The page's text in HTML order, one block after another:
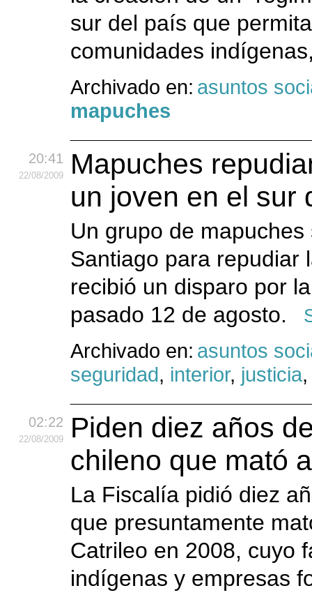
sur del país que
comunidades
Archivado en: asuntos
mapuches
20:41
22/08/2009
Mapuches
un joven en el sur
Un grupo de
Santiago para repudiar
recibió un disparo por
pasado 12 de agosto.
Archivado en: asuntos
seguridad, interior, justicia
02:22
22/08/2009
Piden diez años
chileno que mató
La Fiscalía pidió diez
que presuntamente
Catrileo en 2008, cuyo
indígenas y empresas